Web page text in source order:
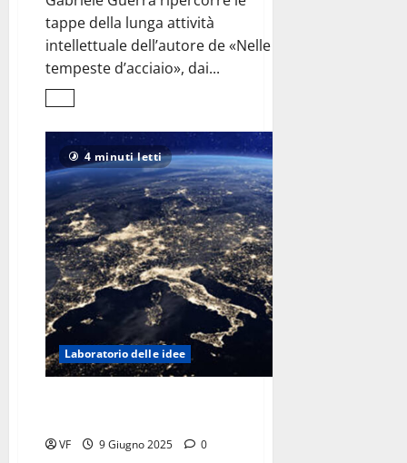
tappe della lunga attività
intellettuale dell’autore de «Nelle
tempeste d’acciaio», dai...
Leggi
più
su
Ernst
Jünger,
<br>una
biografia
letteraria
e
politica
4 minuti letti
Laboratorio delle idee
VF 9 Giugno 2025 0